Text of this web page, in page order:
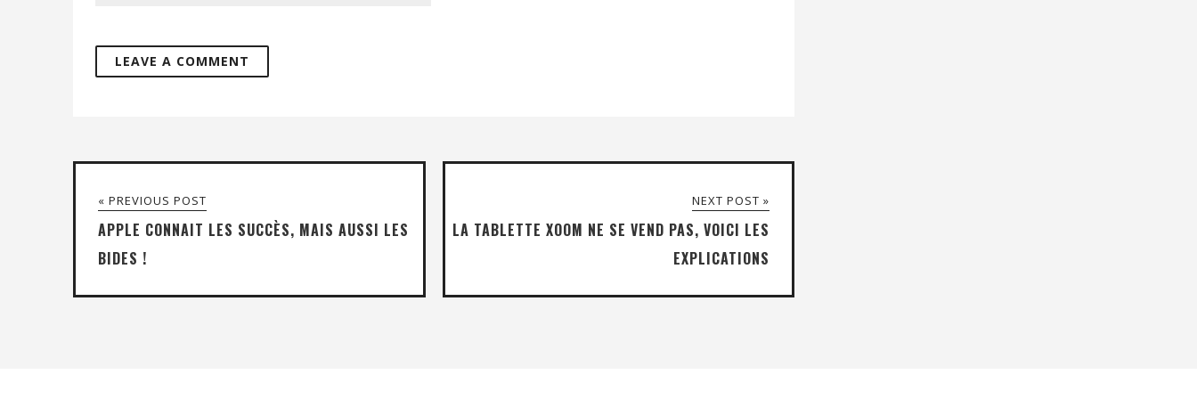
« PREVIOUS POST
APPLE CONNAIT LES SUCCÈS, MAIS AUSSI LES
BIDES !
NEXT POST »
LA TABLETTE XOOM NE SE VEND PAS, VOICI LES
EXPLICATIONS